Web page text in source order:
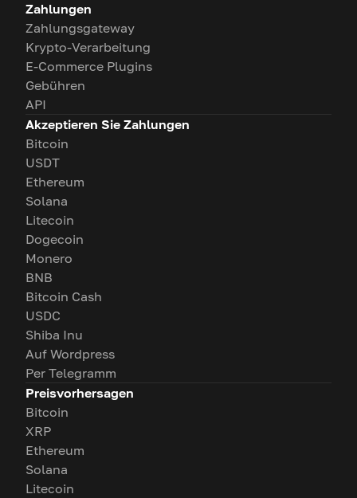
Zahlungen
Zahlungsgateway
Krypto-Verarbeitung
E-Commerce Plugins
Gebühren
API
Akzeptieren Sie Zahlungen
Bitcoin
USDT
Ethereum
Solana
Litecoin
Dogecoin
Monero
BNB
Bitcoin Cash
USDC
Shiba Inu
Auf Wordpress
Per Telegramm
Preisvorhersagen
Bitcoin
XRP
Ethereum
Solana
Litecoin